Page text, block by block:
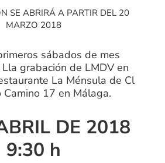
SE ABRIRÁ A PARTIR DEL 20
MARZO 2018
sábados de mes
grabación de LMDV en
La Ménsula de Cl
Camino 17 en Málaga.
DE 2018
9:30 h